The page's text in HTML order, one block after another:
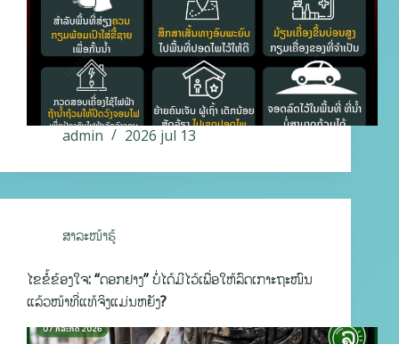
admin 2026 jul 13
ສາລະໜ້າຮູ້
ໄຂຂໍ້ຂ້ອງໃຈ: “ດອກຢາງ” ບໍ່ໄດ້ມີໄວ້ເພື່ອໃຫ້ລົດເກາະຖະໜົນ
ແລ້ວໜ້າທີ່ແທ້ຈິງແມ່ນຫຍັງ?